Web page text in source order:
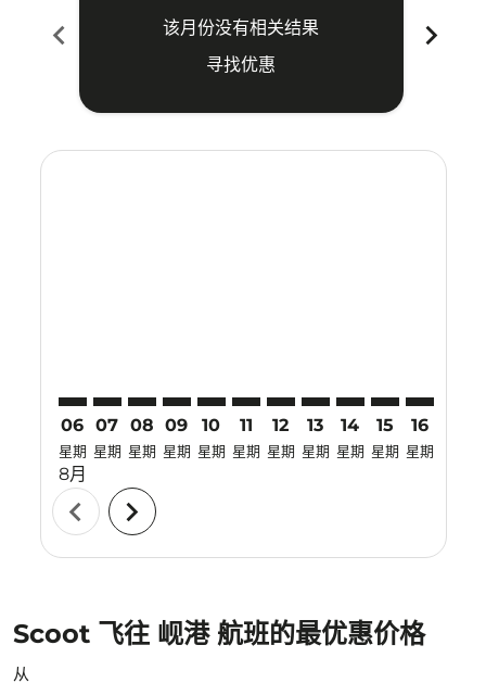
chevron_left
该月份没有相关结果
寻找优惠
chevron_right
06
星期
8月
07
星期
08
星期
09
星期
10
星期
11
星期
12
星期
13
星期
14
星期
15
星期
16
星期
chevron_left chevron_right
Scoot 飞往 岘港 航班的最优惠价格
从